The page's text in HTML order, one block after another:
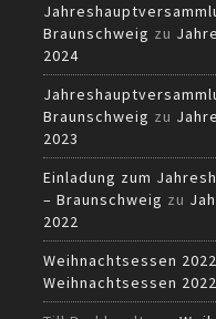
Braunschweig zu
2024
Braunschweig zu
2023
Einladung zum
– Braunschweig zu
2022
Weihnachtsessen
Weihnachtsessen 2022